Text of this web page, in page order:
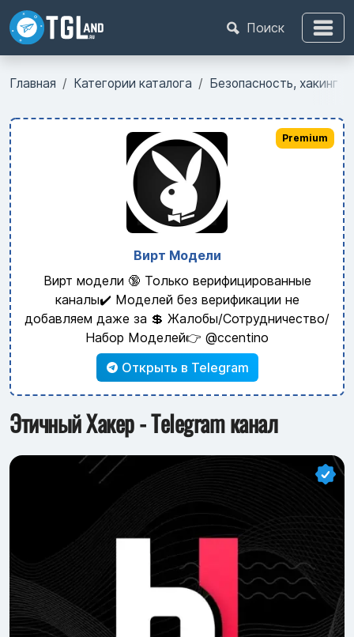
Поиск
Главная Категории каталога Безопасность, хакинг
Вирт Модели
Вирт модели 🔞 Только верифицированные
каналы✔️ Моделей без верификации не
добавляем даже за 💲 Жалобы/Сотрудничество/
Набор Моделей👉 @ccentino
Открыть в Telegram
Premium
Этичный Хакер - Telegram канал